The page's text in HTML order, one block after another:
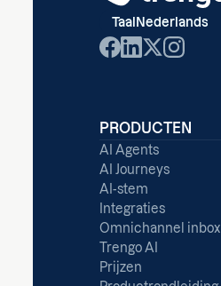
TaalNederlands
PRODUCTEN
AI Agents
AI Journeys
AI-stem
Integraties
Omnichannel inbox
Trengo AI
Prijzen